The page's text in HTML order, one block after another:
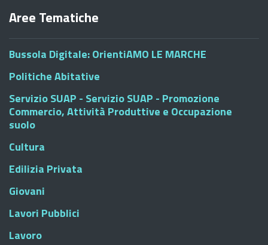
Aree Tematiche
Bussola Digitale: OrientiAMO LE MARCHE
Politiche Abitative
Servizio SUAP - Servizio SUAP - Promozione
Commercio, Attività Produttive e Occupazione
suolo
Cultura
Edilizia Privata
Giovani
Lavori Pubblici
Lavoro